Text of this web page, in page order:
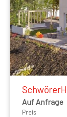
Auf Anfrage
Preis